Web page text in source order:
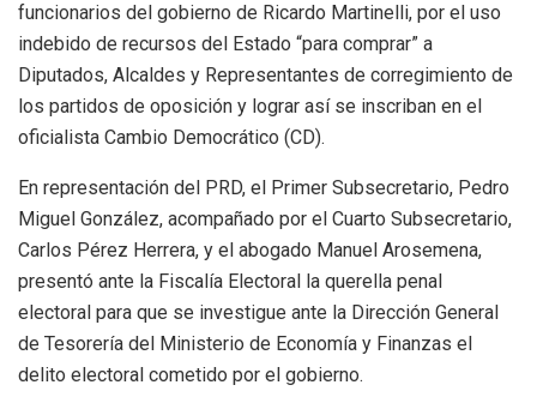
funcionarios del gobierno de Ricardo Martinelli, por el uso
indebido de recursos del Estado “para comprar” a
Diputados, Alcaldes y Representantes de corregimiento de
los partidos de oposición y lograr así se inscriban en el
oficialista Cambio Democrático (CD).
En representación del PRD, el Primer Subsecretario, Pedro
Miguel González, acompañado por el Cuarto Subsecretario,
Carlos Pérez Herrera, y el abogado Manuel Arosemena,
presentó ante la Fiscalía Electoral la querella penal
electoral para que se investigue ante la Dirección General
de Tesorería del Ministerio de Economía y Finanzas el
delito electoral cometido por el gobierno.